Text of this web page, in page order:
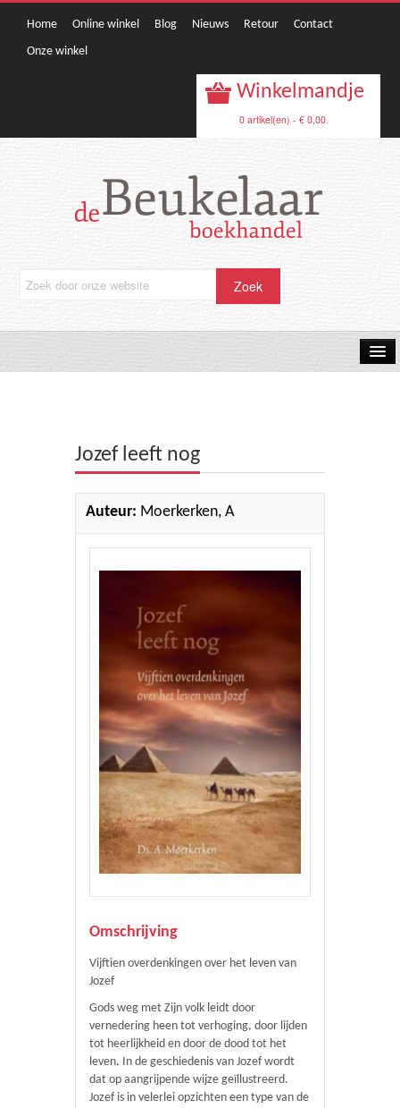
Home Online winkel Blog Nieuws Retour
Contact
Onze winkel
Winkelmandje
0 artikel(en) - € 0,00
Ethiek en Pastoraal
Kinderen en Jeugd
Jozef leeft nog
Auteur: Moerkerken, A
Omschrijving
Vijftien overdenkingen over het leven van
Jozef
Gods weg met Zijn volk leidt door
vernedering heen tot verhoging, door lijden
tot heerlijkheid en door de dood tot het
leven. In de geschiedenis van Jozef wordt
dat op aangrijpende wijze geïllustreerd.
Jozef is in velerlei opzichten een type van de